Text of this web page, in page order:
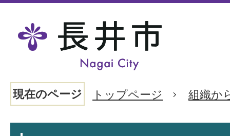
現在のページ トップページ 組織か